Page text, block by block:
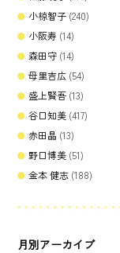
小椋智子 (240)
小阪寿 (14)
森田守 (14)
母里吉広 (54)
盛上賢吾 (13)
谷口知美 (417)
赤田晶 (13)
野口博美 (51)
金本 健志 (188)
月別アーカイブ